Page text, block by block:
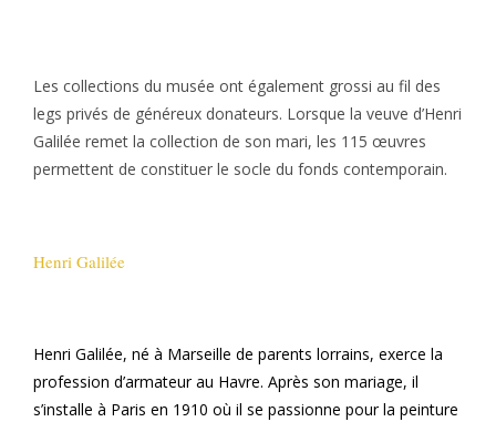
Les collections du musée ont également grossi au fil des
legs privés de généreux donateurs. Lorsque la veuve d’Henri
Galilée remet la collection de son mari, les 115 œuvres
permettent de constituer le socle du fonds contemporain.
Henri Galilée
Henri Galilée, né à Marseille de parents lorrains, exerce la
profession d’armateur au Havre. Après son mariage, il
s’installe à Paris en 1910 où il se passionne pour la peinture